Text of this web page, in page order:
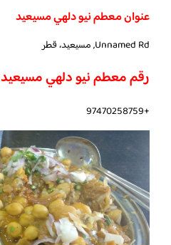
عنوان معطم نيو دلهي مسيعيد
Unnamed Rd, مسيعيد، قطر
رقم معطم نيو دلهي مسيعيد
+97470258759